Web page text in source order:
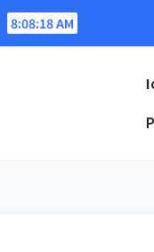
8:08:20 AM